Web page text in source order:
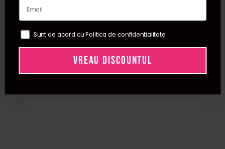
Sunt de acord cu Politica de confidentialitate
VREAU DISCOUNTUL